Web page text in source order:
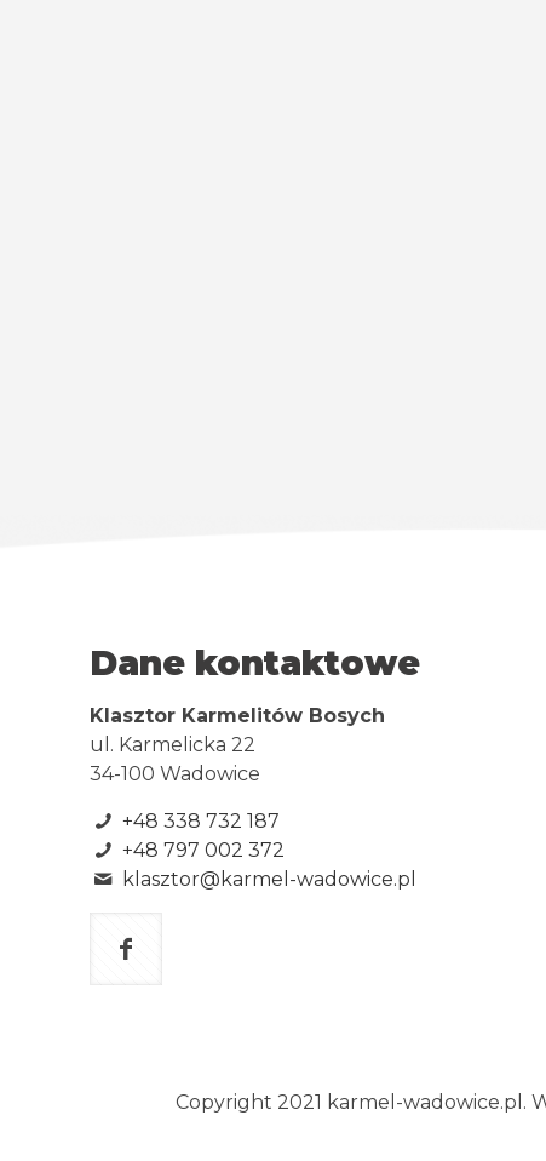
Dane kontaktowe
Klasztor Karmelitów Bosych
ul. Karmelicka 22
34-100 Wadowice
+48 338 732 187
+48 797 002 372
klasztor@karmel-wadowice.pl
Copyright 2021 karmel-wadowice.pl.